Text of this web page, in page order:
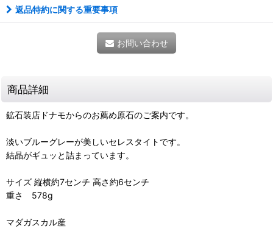
返品特約に関する重要事項
お問い合わせ
商品詳細
鉱石装店ドナモからのお薦め原石のご案内です。
淡いブルーグレーが美しいセレスタイトです。
結晶がギュッと詰まっています。
サイズ 縦横約7センチ 高さ約6センチ
重さ 578g
マダガスカル産